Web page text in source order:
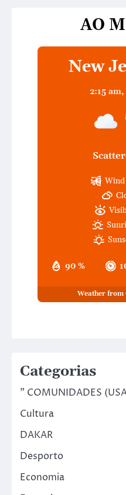
AO
New
2:15 am,
90 %
Wind
Weather from
Categorias
" COMUNIDADES
Cultura
DAKAR
Desporto
Economia